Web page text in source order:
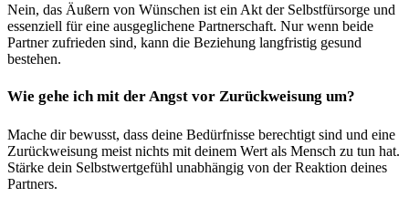
Nein, das Äußern von Wünschen ist ein Akt der Selbstfürsorge und
essenziell für eine ausgeglichene Partnerschaft. Nur wenn beide
Partner zufrieden sind, kann die Beziehung langfristig gesund
bestehen.
Wie gehe ich mit der Angst vor Zurückweisung um?
Mache dir bewusst, dass deine Bedürfnisse berechtigt sind und eine
Zurückweisung meist nichts mit deinem Wert als Mensch zu tun hat.
Stärke dein Selbstwertgefühl unabhängig von der Reaktion deines
Partners.